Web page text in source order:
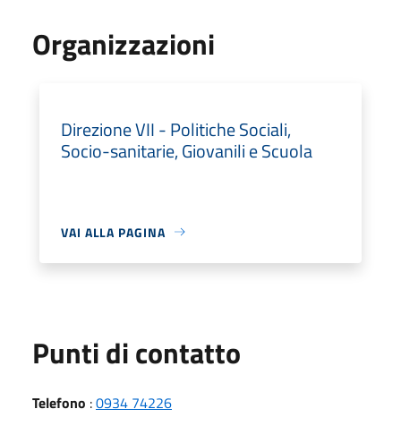
Organizzazioni
Direzione VII - Politiche Sociali,
Socio-sanitarie, Giovanili e Scuola
VAI ALLA PAGINA
Punti di contatto
Telefono :0934 74226